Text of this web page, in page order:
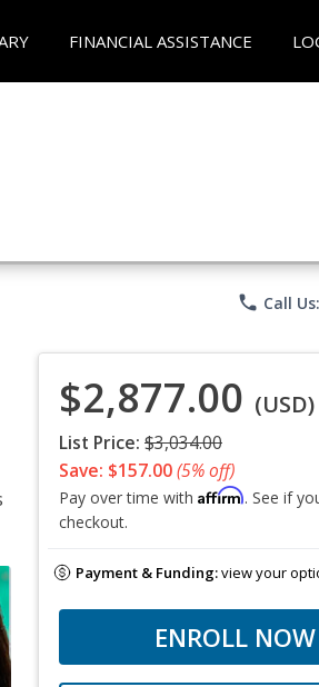
FINANCIAL ASSISTANCE
phone Call
$2,877.00 (USD)
List Price: $3,034.00
Save: $157.00(5% off)
Pay over time with Affirm. See if
checkout.
Payment & Funding:view your
ENROLL NOW